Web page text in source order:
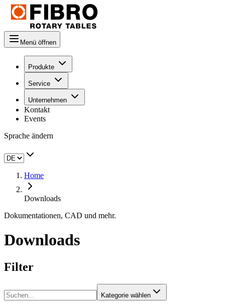
Menü öffnen
Produkte
Service
Unternehmen
Kontakt
Events
Sprache ändern
Home
Downloads
Dokumentationen, CAD und mehr.
Downloads
Filter
Kategorie wählen